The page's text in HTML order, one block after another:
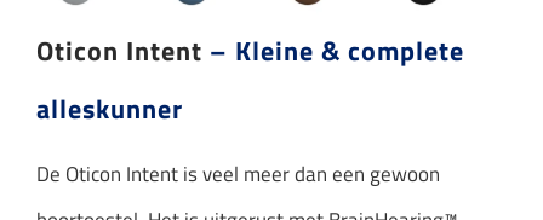
Oticon Intent – Kleine & complete
alleskunner
De Oticon Intent is veel meer dan een gewoon